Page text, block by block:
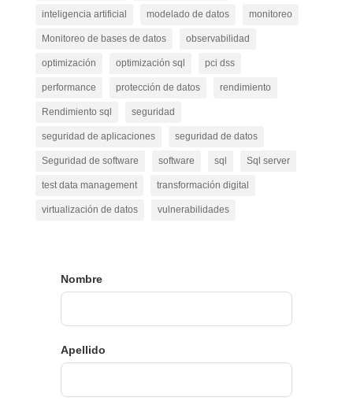
inteligencia artificial modelado de datos monitoreo
Monitoreo de bases de datos observabilidad
optimización optimización sql pci dss
performance protección de datos rendimiento
Rendimiento sql seguridad
seguridad de aplicaciones seguridad de datos
Seguridad de software software sql Sql server
test data management transformación digital
virtualización de datos vulnerabilidades